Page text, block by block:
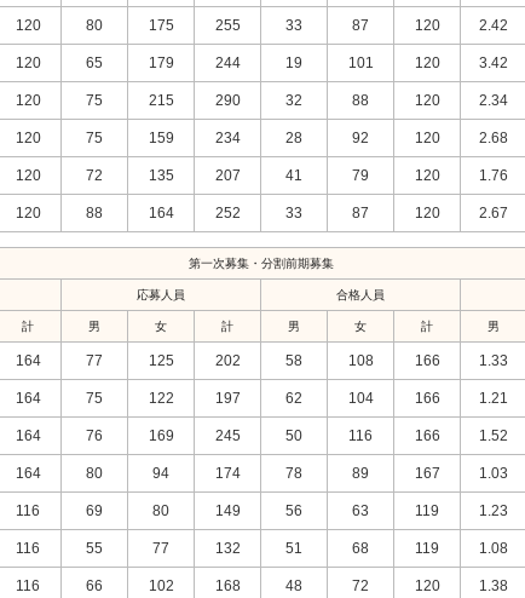
120 80 175 255 33 87 120 2.42
120 65 179 244 19 101 120 3.42
120 75 215 290 32 88 120 2.34
120 75 159 234 28 92 120 2.68
120 72 135 207 41 79 120 1.76
120 88 164 252 33 87 120 2.67
第一次募集・分割前期募集
応募人員 合格人員
計 男 女 計 男 女 計 男
164 77 125 202 58 108 166 1.33
164 75 122 197 62 104 166 1.21
164 76 169 245 50 116 166 1.52
164 80 94 174 78 89 167 1.03
116 69 80 149 56 63 119 1.23
116 55 77 132 51 68 119 1.08
116 66 102 168 48 72 120 1.38